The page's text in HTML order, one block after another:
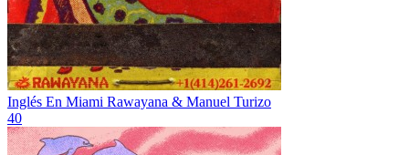
Inglés En Miami Rawayana & Manuel Turizo
40